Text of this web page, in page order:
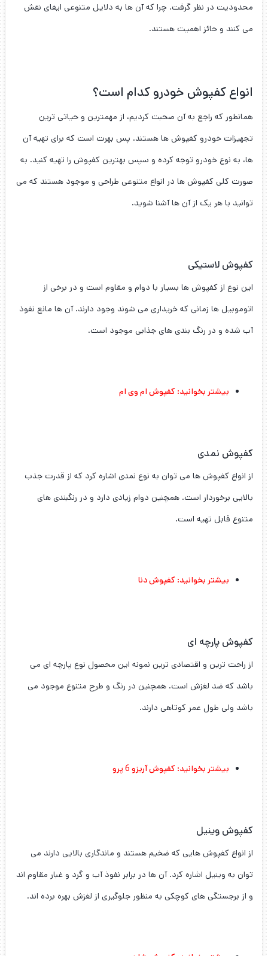
محدودیت در نظر گرفت. چرا که آن ها به دلایل متنوعی ایفای نقش
می کنند و حائز اهمیت هستند.
انواع کفپوش خودرو کدام است؟
همانطور که راجع به آن صحبت کردیم، از مهمترین و حیاتی ترین
تجهیزات خودرو کفپوش ها هستند. پس بهرت است که برای تهیه آن
ها، به نوع خودرو توجه کرده و سپس بهترین کفپوش را تهیه کنید. به
صورت کلی کفپوش ها در انواع متنوعی طراحی و موجود هستند که می
توانید با هر یک از آن ها آشنا شوید.
کفپوش لاستیکی
این نوع از کفپوش ها بسیار با دوام و مقاوم است و در برخی از
اتوموبیل ها زمانی که خریداری می شوند وجود دارند. آن ها مانع نفوذ
آب شده و در رنگ بندی های جذابی موجود است.
بیشتر بخوانید: کفپوش ام وی ام
کفپوش نمدی
از انواع کفپوش ها می توان به نوع نمدی اشاره کرد که از قدرت جذب
بالایی برخوردار است. همچنین دوام زیادی دارد و در رنگبندی های
متنوع قابل تهیه است.
بیشتر بخوانید: کفپوش دنا
کفپوش پارچه ای
از راحت ترین و اقتصادی ترین نمونه این محصول نوع پارچه ای می
باشد که ضد لغزش است. همچنین در رنگ و طرح متنوع موجود می
باشد ولی طول عمر کوتاهی دارند.
بیشتر بخوانید: کفپوش آریزو 6 پرو
کفپوش وینیل
از انواع کفپوش هایی که ضخیم هستند و ماندگاری بالایی دارند می
توان به وینیل اشاره کرد. آن ها در برابر نفوذ آب و گرد و غبار مقاوم اند
و از برجستگی های کوچکی به منظور جلوگیری از لغزش بهره برده اند.